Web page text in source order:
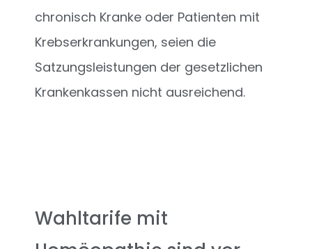
chronisch Kranke oder Patienten mit
Krebserkrankungen, seien die
Satzungsleistungen der gesetzlichen
Krankenkassen nicht ausreichend.
Wahltarife mit